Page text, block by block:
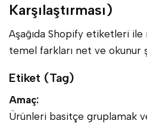
Karşılaştırması)
Aşağıda Shopify etiketleri ile
temel farkları net ve okunur
Etiket (Tag)
Amaç:
Ürünleri basitçe gruplamak